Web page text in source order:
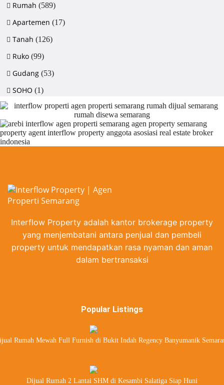
Rumah (589)
Apartemen (17)
Tanah (126)
Ruko (99)
Gudang (53)
SOHO (1)
Interflow Property adalah kantor brokerage property
yang menjembatani antara penjual dan pembeli
property untuk mendapatkan rasa nyaman dan aman
dalam bertransaksi
Popular Listings
Rumah Mewah Full Furnish di Bukit Indah Regency Banyumanik
Dijual Rumah 2 Lantai SHM di Kesambi Salatiga Siap Huni